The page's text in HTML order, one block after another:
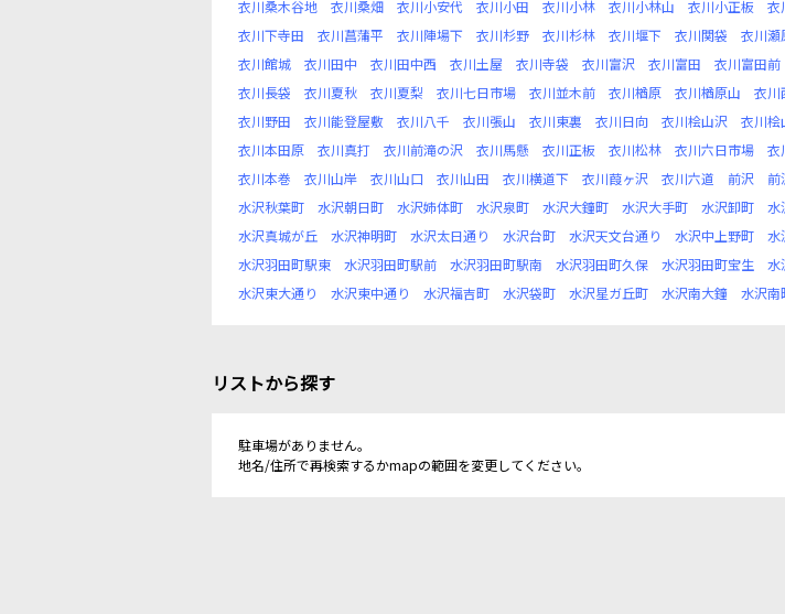
衣川桑木谷地
衣川桑畑 衣川小安代 衣川小田 衣川小林 衣川小林山 衣川小正板 衣
衣川下寺田
衣川菖蒲平 衣川陣場下 衣川杉野 衣川杉林 衣川堰下 衣川関袋 衣川瀬
衣川館城
衣川田中 衣川田中西 衣川土屋 衣川寺袋 衣川富沢 衣川富田 衣川富田前
衣川長袋
衣川夏秋 衣川夏梨 衣川七日市場 衣川並木前 衣川楢原 衣川楢原山 衣川
衣川野田
衣川能登屋敷 衣川八千 衣川張山 衣川東裏 衣川日向 衣川桧山沢 衣川桧
衣川本田原
衣川真打 衣川前滝の沢 衣川馬懸 衣川正板 衣川松林 衣川六日市場 衣
衣川本巻
衣川山岸 衣川山口 衣川山田 衣川横道下 衣川葭ヶ沢 衣川六道 前沢 前
水沢秋葉町
水沢朝日町 水沢姉体町 水沢泉町 水沢大鐘町 水沢大手町 水沢卸町 水
水沢真城が丘
水沢神明町 水沢太日通り 水沢台町 水沢天文台通り 水沢中上野町 水
水沢羽田町駅東
水沢羽田町駅前 水沢羽田町駅南 水沢羽田町久保 水沢羽田町宝生 水
水沢東大通り
水沢東中通り 水沢福吉町 水沢袋町 水沢星ガ丘町 水沢南大鐘 水沢南
リストから探す
駐車場がありません。
地名/住所で再検索するかmapの範囲を変更してください。